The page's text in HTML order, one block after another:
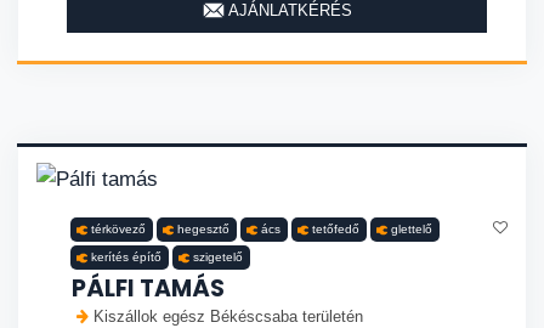
AJÁNLATKÉRÉS
térkövező hegesztő ács tetőfedő glettelő
kerítés építő szigetelő
PÁLFI TAMÁS
Kiszállok egész Békéscsaba területén